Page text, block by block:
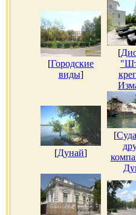
[Городские
виды]
[
[Дунай]
[